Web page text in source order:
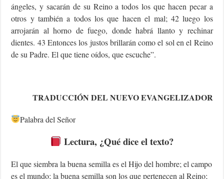
ángeles, y sacarán de su Reino a todos los que hacen pecar a
otros y también a todos los que hacen el mal; 42 luego los
arrojarán al horno de fuego, donde habrá llanto y rechinar
dientes. 43 Entonces los justos brillarán como el sol en el Reino
de su Padre. El que tiene oídos, que escuche”.
TRADUCCIÓN DEL NUEVO EVANGELIZADOR
Palabra del Señor
Lectura, ¿Qué dice el texto?
El que siembra la buena semilla es el Hijo del hombre; el campo
es el mundo; la buena semilla son los que pertenecen al Reino;